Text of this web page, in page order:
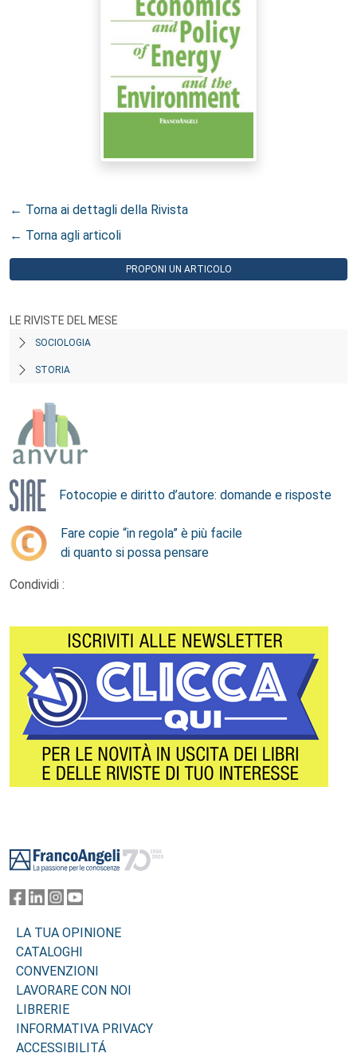
← Torna ai dettagli della Rivista
← Torna agli articoli
PROPONI UN ARTICOLO
LE RIVISTE DEL MESE
SOCIOLOGIA
STORIA
Fotocopie e diritto d’autore: domande e risposte
Fare copie “in regola” è più facile
di quanto si possa pensare
Condividi :
LA TUA OPINIONE
CATALOGHI
CONVENZIONI
LAVORARE CON NOI
LIBRERIE
INFORMATIVA PRIVACY
ACCESSIBILITÁ